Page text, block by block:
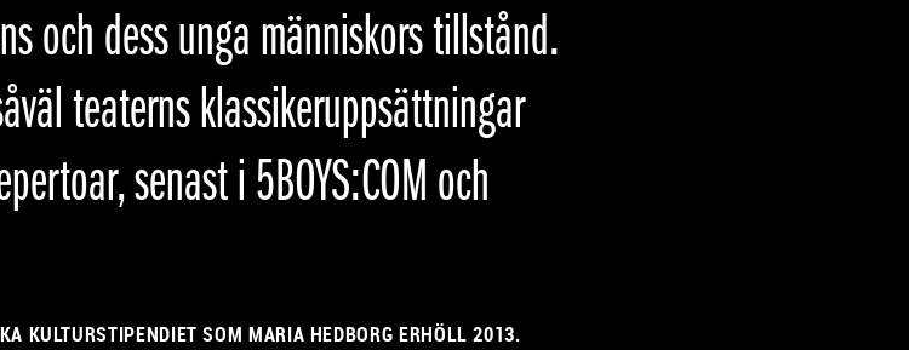
och dess unga människors tillstånd.
teaterns klassikeruppsättningar
senast i 5BOYS:COM och
KULTURSTIPENDIET SOM MARIA HEDBORG ERHÖLL 2013.